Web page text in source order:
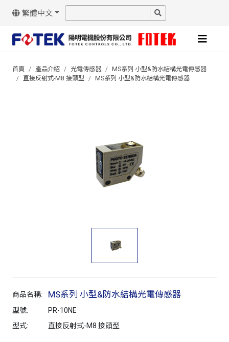
繁體中文
首頁 產品介紹 光電傳感器
MS系列 小型&防水結構光電傳感器
直接反射式-M8 接頭型
MS系列 小型&防水結構光電傳感器
商品名稱: MS系列 小型&防水結構光電傳感器
型號:
PR-10NE
型式:
直接反射式-M8 接頭型